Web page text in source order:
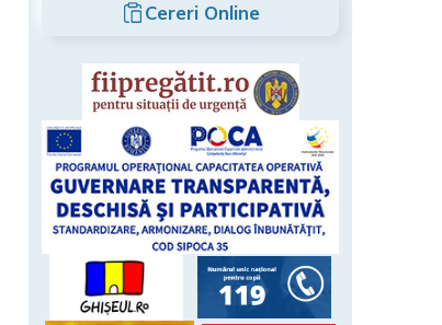
Cereri Online